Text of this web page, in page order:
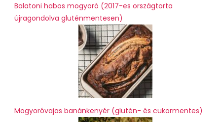
Balatoni habos mogyoró (2017-es országtorta
újragondolva gluténmentesen)
Mogyoróvajas banánkenyér (glutén- és cukormentes)